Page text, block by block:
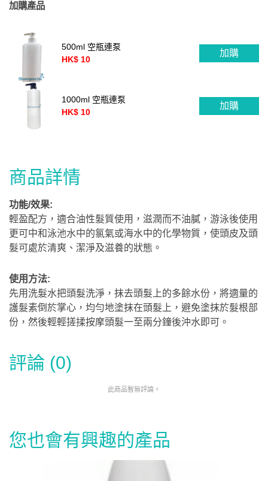
加購產品
500ml 空瓶連泵
HK$ 10
加購
1000ml 空瓶連泵
HK$ 10
加購
商品詳情
功能/效果:
輕盈配方，適合油性髮質使用，滋潤而不油膩，游泳後使用
更可中和泳池水中的氯氣或海水中的化學物質，使頭皮及頭
髮可處於清爽、潔淨及滋養的狀態。
使用方法:
先用洗髮水把頭髮洗淨，抹去頭髮上的多餘水份，將適量的
護髮素倒於掌心，均勻地塗抹在頭髮上，避免塗抹於髮根部
份，然後輕輕搓揉按摩頭髮一至兩分鐘後沖水即可。
評論 (0)
此商品暫無評論。
您也會有興趣的產品